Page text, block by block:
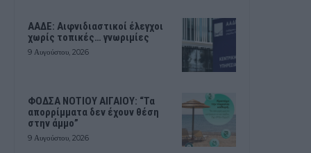
ΑΑΔΕ: Αιφνιδιαστικοί έλεγχοι
χωρίς τοπικές… γνωριμίες
9 Αυγούστου, 2026
ΦΟΔΣΑ ΝΟΤΙΟΥ ΑΙΓΑΙΟΥ: “Τα
απορρίμματα δεν έχουν θέση
στην άμμο”
9 Αυγούστου, 2026